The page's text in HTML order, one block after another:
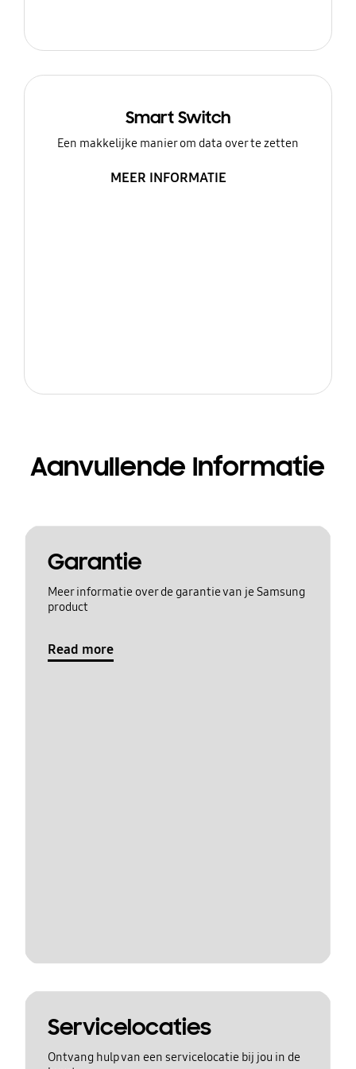
Smart Switch
Een makkelijke manier om data over te zetten
MEER INFORMATIE
Aanvullende Informatie
Garantie
Meer informatie over de garantie van je Samsung
product
Read more
Servicelocaties
Ontvang hulp van een servicelocatie bij jou in de